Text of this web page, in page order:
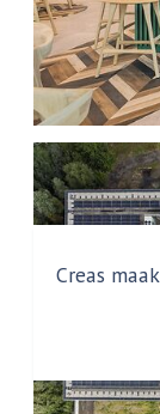
Creas